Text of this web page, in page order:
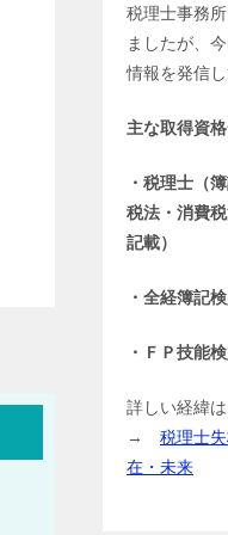
税理士事務
ましたが、
情報を発信し
主な取得資
・税理士（
税法・消費
記載）
・全経簿記
・ＦＰ技能
詳しい経緯
→ 税理士
在・未来